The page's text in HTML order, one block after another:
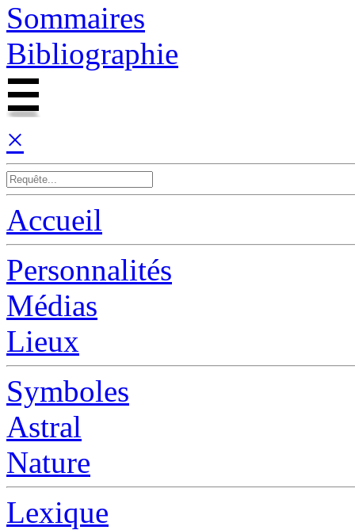
Sommaires
Bibliographie
×
Accueil
Personnalités
Médias
Lieux
Symboles
Astral
Nature
Lexique